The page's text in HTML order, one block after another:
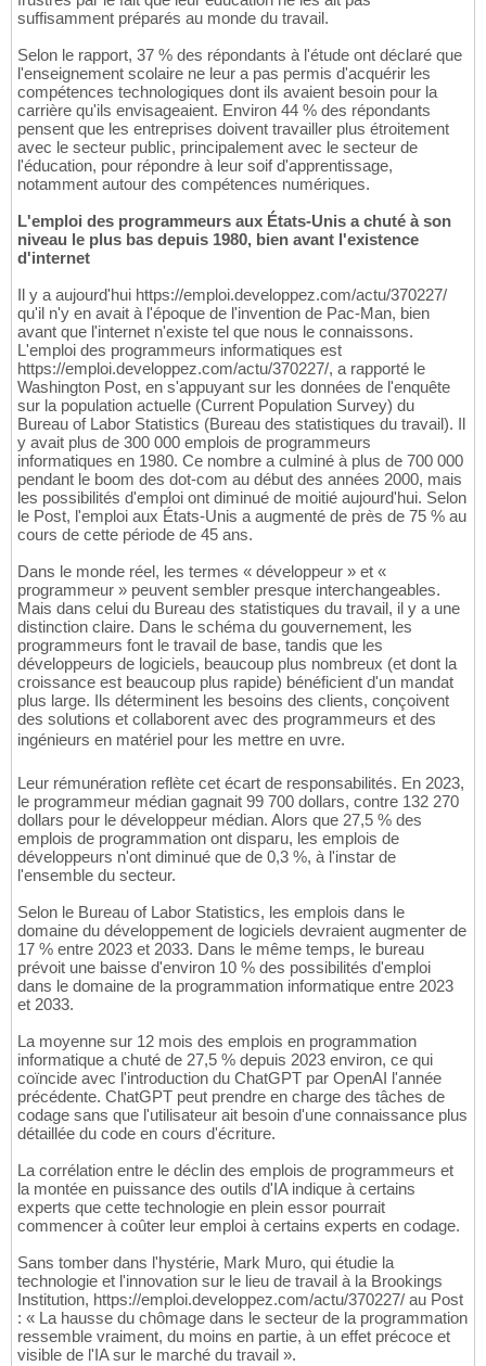
suffisamment préparés au monde du travail.
Selon le rapport, 37 % des répondants à l'étude ont déclaré que
l'enseignement scolaire ne leur a pas permis d'acquérir les
compétences technologiques dont ils avaient besoin pour la
carrière qu'ils envisageaient. Environ 44 % des répondants
pensent que les entreprises doivent travailler plus étroitement
avec le secteur public, principalement avec le secteur de
l'éducation, pour répondre à leur soif d'apprentissage,
notamment autour des compétences numériques.
L'emploi des programmeurs aux États-Unis a chuté à son
niveau le plus bas depuis 1980, bien avant l'existence
d'internet
Il y a aujourd'hui https://emploi.developpez.com/actu/370227/
qu'il n'y en avait à l'époque de l'invention de Pac-Man, bien
avant que l'internet n'existe tel que nous le connaissons.
L'emploi des programmeurs informatiques est
https://emploi.developpez.com/actu/370227/, a rapporté le
Washington Post, en s'appuyant sur les données de l'enquête
sur la population actuelle (Current Population Survey) du
Bureau of Labor Statistics (Bureau des statistiques du travail). Il
y avait plus de 300 000 emplois de programmeurs
informatiques en 1980. Ce nombre a culminé à plus de 700 000
pendant le boom des dot-com au début des années 2000, mais
les possibilités d'emploi ont diminué de moitié aujourd'hui. Selon
le Post, l'emploi aux États-Unis a augmenté de près de 75 % au
cours de cette période de 45 ans.
Dans le monde réel, les termes « développeur » et «
programmeur » peuvent sembler presque interchangeables.
Mais dans celui du Bureau des statistiques du travail, il y a une
distinction claire. Dans le schéma du gouvernement, les
programmeurs font le travail de base, tandis que les
développeurs de logiciels, beaucoup plus nombreux (et dont la
croissance est beaucoup plus rapide) bénéficient d'un mandat
plus large. Ils déterminent les besoins des clients, conçoivent
des solutions et collaborent avec des programmeurs et des
ingénieurs en matériel pour les mettre en uvre.
Leur rémunération reflète cet écart de responsabilités. En 2023,
le programmeur médian gagnait 99 700 dollars, contre 132 270
dollars pour le développeur médian. Alors que 27,5 % des
emplois de programmation ont disparu, les emplois de
développeurs n'ont diminué que de 0,3 %, à l'instar de
l'ensemble du secteur.
Selon le Bureau of Labor Statistics, les emplois dans le
domaine du développement de logiciels devraient augmenter de
17 % entre 2023 et 2033. Dans le même temps, le bureau
prévoit une baisse d'environ 10 % des possibilités d'emploi
dans le domaine de la programmation informatique entre 2023
et 2033.
La moyenne sur 12 mois des emplois en programmation
informatique a chuté de 27,5 % depuis 2023 environ, ce qui
coïncide avec l'introduction du ChatGPT par OpenAI l'année
précédente. ChatGPT peut prendre en charge des tâches de
codage sans que l'utilisateur ait besoin d'une connaissance plus
détaillée du code en cours d'écriture.
La corrélation entre le déclin des emplois de programmeurs et
la montée en puissance des outils d'IA indique à certains
experts que cette technologie en plein essor pourrait
commencer à coûter leur emploi à certains experts en codage.
Sans tomber dans l'hystérie, Mark Muro, qui étudie la
technologie et l'innovation sur le lieu de travail à la Brookings
Institution, https://emploi.developpez.com/actu/370227/ au Post
: « La hausse du chômage dans le secteur de la programmation
ressemble vraiment, du moins en partie, à un effet précoce et
visible de l'IA sur le marché du travail ».